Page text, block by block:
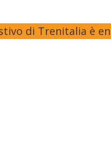
di Trenitalia è